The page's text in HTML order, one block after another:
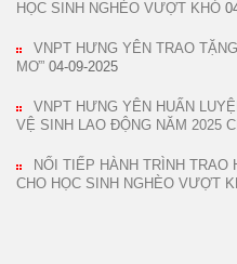
HỌC SINH NGHÈO VƯỢT KHÓ
VNPT HƯNG YÊN TRAO
MƠ” 04-09-2025
VNPT HƯNG YÊN HUẤN
VỆ SINH LAO ĐỘNG NĂM 2025
NỐI TIẾP HÀNH TRÌNH
CHO HỌC SINH NGHÈO VƯỢT